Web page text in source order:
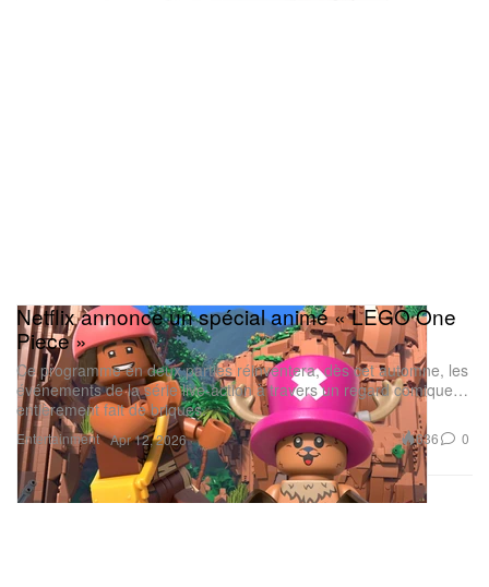
Entertainment
Netflix annonce un spécial animé « LEGO One
Piece »
Ce programme en deux parties réinventera, dès cet automne, les
événements de la série live-action à travers un regard comique…
entièrement fait de briques.
Apr 12, 2026 636 0